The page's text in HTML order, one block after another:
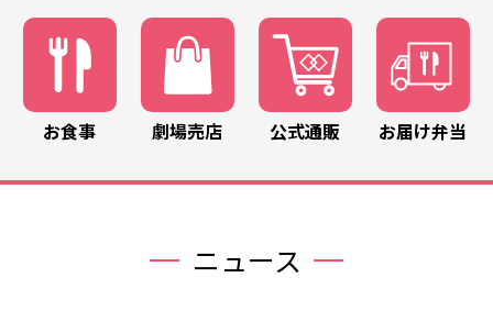
お食事 劇場売店 公式通販 お届け弁当
ニュース